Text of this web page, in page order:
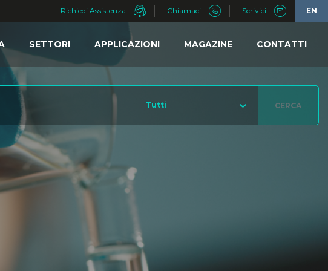
Tutti CERCA
Richiedi Assistenza Chiamaci Scrivici EN
SETTORI APPLICAZIONI MAGAZINE CONTATTI